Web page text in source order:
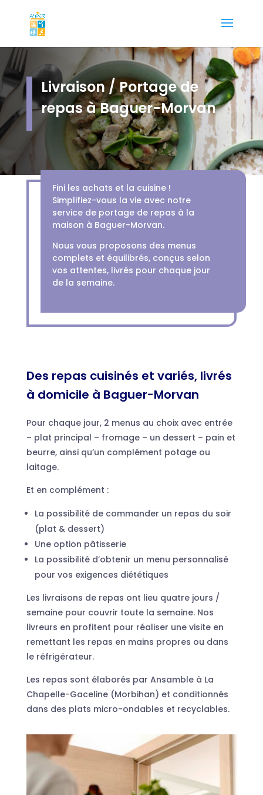
Livraison / Portage de
repas à Baguer-Morvan
Fini les achats et la cuisine !
Simplifiez-vous la vie avec notre
service de portage de repas à la
maison à Baguer-Morvan.
Nous vous proposons des menus
complets et équilibrés, conçus selon
vos attentes, livrés pour chaque jour
de la semaine.
Des repas cuisinés et variés, livrés
à domicile à Baguer-Morvan
Pour chaque jour, 2 menus au choix avec entrée
– plat principal – fromage – un dessert – pain et
beurre, ainsi qu’un complément potage ou
laitage.
Et en complément :
La possibilité de commander un repas du soir
(plat & dessert)
Une option pâtisserie
La possibilité d’obtenir un menu personnalisé
pour vos exigences diététiques
Les livraisons de repas ont lieu quatre jours /
semaine pour couvrir toute la semaine. Nos
livreurs en profitent pour réaliser une visite en
remettant les repas en mains propres ou dans
le réfrigérateur.
Les repas sont élaborés par Ansamble à La
Chapelle-Gaceline (Morbihan) et conditionnés
dans des plats micro-ondables et recyclables.